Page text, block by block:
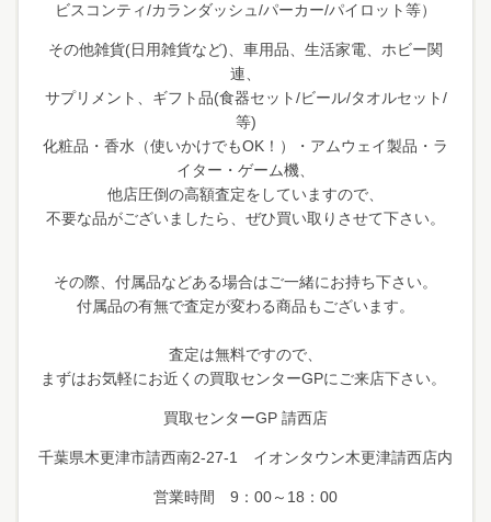
ビスコンティ/カランダッシュ/パーカー/パイロット等）
その他雑貨(日用雑貨など)、車用品、生活家電、ホビー関
連、
サプリメント、ギフト品(食器セット/ビール/タオルセット/
等)
化粧品・香水（使いかけでもOK！）・アムウェイ製品・ラ
イター・ゲーム機、
他店圧倒の高額査定をしていますので、
不要な品がございましたら、ぜひ買い取りさせて下さい。
その際、付属品などある場合はご一緒にお持ち下さい。
付属品の有無で査定が変わる商品もございます。
査定は無料ですので、
まずはお気軽にお近くの買取センターGPにご来店下さい。
買取センターGP 請西店
千葉県木更津市請西南2-27-1 イオンタウン木更津請西店内
営業時間 9：00～18：00